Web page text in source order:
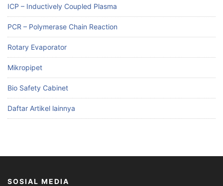
ICP – Inductively Coupled Plasma
PCR – Polymerase Chain Reaction
Rotary Evaporator
Mikropipet
Bio Safety Cabinet
Daftar Artikel lainnya
SOSIAL MEDIA